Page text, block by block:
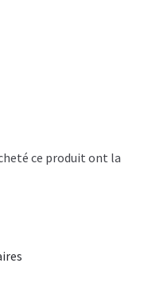
ce produit ont la